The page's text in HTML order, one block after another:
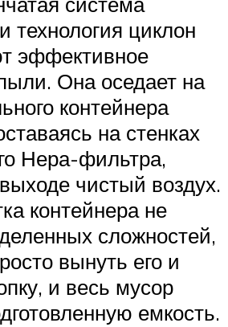
технология циклон
эффективное
Она оседает на
контейнера
на стенках
Нера-фильтра,
чистый воздух.
контейнера не
сложностей,
вынуть его и
и весь мусор
емкость.